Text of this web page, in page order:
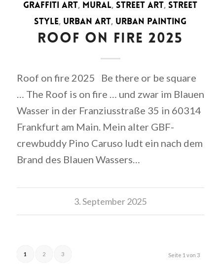
GRAFFITI ART, MURAL, STREET ART, STREET
STYLE, URBAN ART, URBAN PAINTING
ROOF ON FIRE 2025
Roof on fire 2025 Be there or be square
… The Roof is on fire … und zwar im Blauen
Wasser in der Franziusstraße 35 in 60314
Frankfurt am Main. Mein alter GBF-
crewbuddy Pino Caruso ludt ein nach dem
Brand des Blauen Wassers…
3. September 2025
Seite 1 von 3
1 2 3